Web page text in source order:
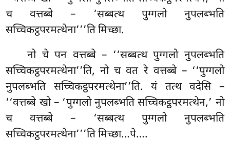
च वत्तब्बे – ‘सब्बत्थ पुग्गलो नुपलब्भति
सच्चिकट्ठपरमत्थेना’’’ति मिच्छा.
नो चे पन वत्तब्बे – ‘‘सब्बत्थ पुग्गलो नुपलब्भति
सच्चिकट्ठपरमत्थेना’’ति, नो च वत रे वत्तब्बे – ‘‘पुग्गलो
नुपलब्भति सच्चिकट्ठपरमत्थेना’’ति. यं तत्थ वदेसि –
‘‘वत्तब्बे खो – ‘पुग्गलो नुपलब्भति सच्चिकट्ठपरमत्थेन,’ नो
च वत्तब्बे – ‘सब्बत्थ पुग्गलो नुपलब्भति
सच्चिकट्ठपरमत्थेना’’’ति मिच्छा…पे….